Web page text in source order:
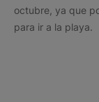
octubre, ya que
para ir a la playa.